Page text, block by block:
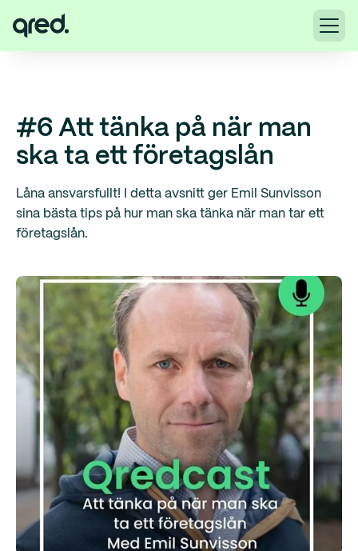
#6 Att tänka på när man
ska ta ett företagslån
Låna ansvarsfullt! I detta avsnitt ger Emil Sunvisson
sina bästa tips på hur man ska tänka när man tar ett
företagslån.